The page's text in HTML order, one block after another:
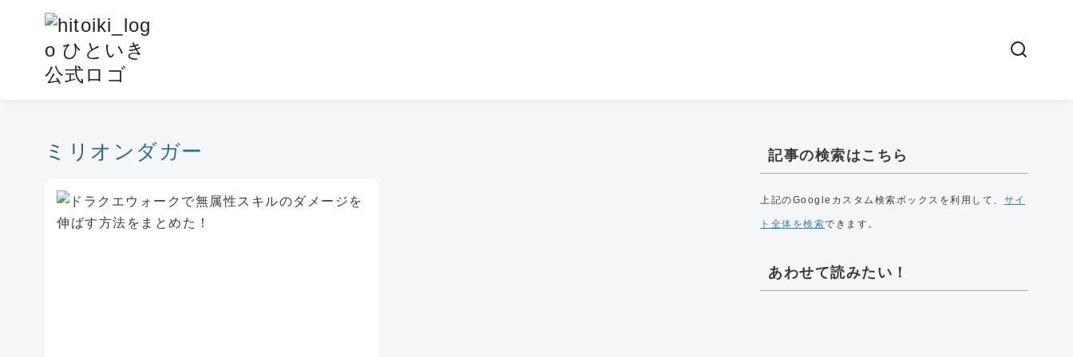
ミリオンダガー 記事の検索はこちら
上記のGoogleカスタム検索ボックスを利用して、 サイ
ト全体を検索できます。
あわせて読みたい！